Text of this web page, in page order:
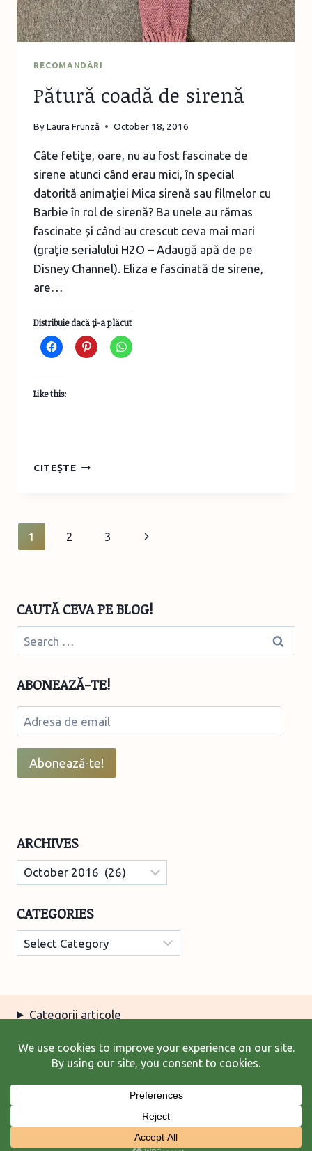
RECOMANDĂRI
Pătură coadă de sirenă
ByLaura Frunză October 18, 2016
Câte fetiţe, oare, nu au fost fascinate de
sirene atunci când erau mici, în special
datorită animaţiei Mica sirenă sau filmelor cu
Barbie în rol de sirenă? Ba unele au rămas
fascinate şi când au crescut ceva mai mari
(graţie serialului H2O – Adaugă apă de pe
Disney Channel). Eliza e fascinată de sirene,
are…
Distribuie dacă ţi-a plăcut
Like this:
CITEȘTEPĂTURĂ
Page
1 2 3
Next
CAUTĂ CEVA PE BLOG!
Search
for:
ABONEAZĂ-TE!
Adresa
de
email
Abonează-te!
ARCHIVES
Archives
CATEGORIES
Categories
Categorii articole
Arhiva articole